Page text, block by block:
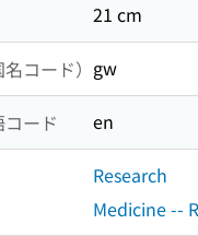
21 cm
コード） gw
ード en
Research
Medicine --